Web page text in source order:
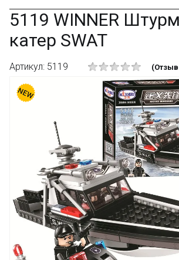
5119 WINNER
катер SWAT
Артикул: 5119